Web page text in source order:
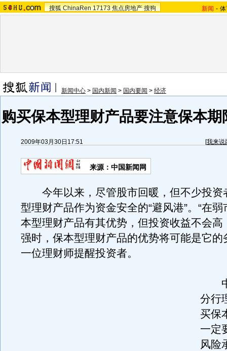
搜狐 ChinaRen 17173 焦点房地产 搜狗 新闻 -
新闻中心 > 国内新闻 > 国内要闻 > 经济
购买保本型理财产品要注意保本
2009年03月30日17:51 [我来说
来源：中国新闻网
今年以来，尽管股市回暖，但不少投资
型理财产品作为资金安全的“避风港”。“在
本型理财产品有其优势，但投资收益不会高
强时，保本型理财产品的优势将可能是它的
一位理财师提醒投资者。
中
分行
买保
一定
风险